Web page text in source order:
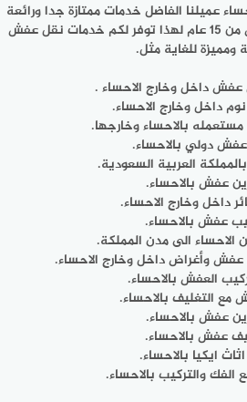
عميلنا الفاضل خدمات ممتازة جدا ورائعة
هي تعمل بمجال نقل العفش من 15 عام لهذا توفر لكم خدمات نقل عفش
ومميزة للغاية مثل.
داخل وخارج الاحساء .
داخل وخارج الاحساء.
بالاحساء وخارجها.
دولي بالاحساء.
العربية السعودية.
عفش بالاحساء.
داخل وخارج الاحساء.
عفش بالاحساء.
الى مدن المملكة.
وأغراض داخل وخارج الاحساء.
العفش بالاحساء.
التغليف بالاحساء.
عفش بالاحساء.
عفش بالاحساء.
ايكيا بالاحساء.
الفك والتركيب بالاحساء.